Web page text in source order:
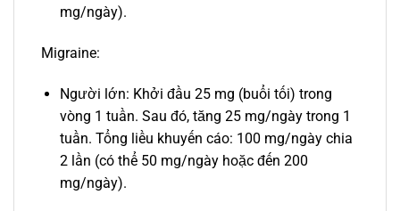
mg/ngày).
Migraine:
Người lớn: Khởi đầu 25 mg (buổi tối) trong
vòng 1 tuần. Sau đó, tăng 25 mg/ngày trong 1
tuần. Tổng liều khuyến cáo: 100 mg/ngày chia
2 lần (có thể 50 mg/ngày hoặc đến 200
mg/ngày).